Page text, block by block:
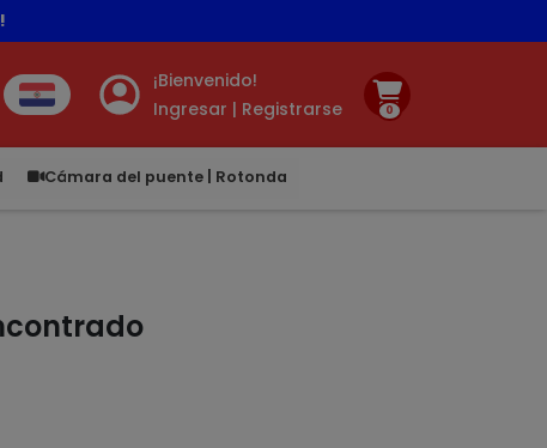
✨ 🚚
¡Bienvenido!
Ingresar | Registrarse
0
Cámara del puente | Rotonda